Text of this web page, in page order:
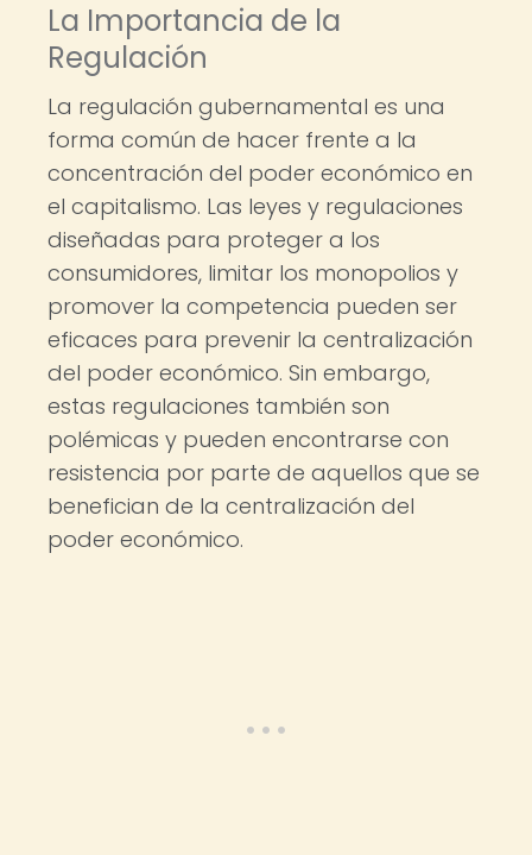
La Importancia de la
Regulación
La regulación gubernamental es una
forma común de hacer frente a la
concentración del poder económico en
el capitalismo. Las leyes y regulaciones
diseñadas para proteger a los
consumidores, limitar los monopolios y
promover la competencia pueden ser
eficaces para prevenir la centralización
del poder económico. Sin embargo,
estas regulaciones también son
polémicas y pueden encontrarse con
resistencia por parte de aquellos que se
benefician de la centralización del
poder económico.